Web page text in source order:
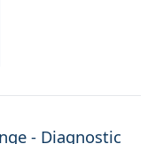
- Diagnostic